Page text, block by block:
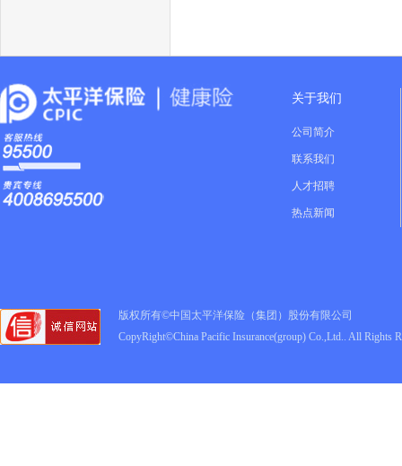
关于我们
公司简介
联系我们
人才招聘
热点新闻
版权所有©中国太平洋保险（集团）股份有限公司
CopyRight©China Pacific Insurance(group) Co.,Ltd.. All Rights